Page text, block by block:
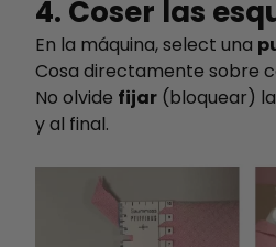
4. Coser las
En la máquina, select una
Cosa directamente sobre
No olvide fijar (bloquear)
y al final.